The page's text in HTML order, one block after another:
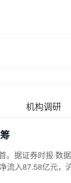
机构调研
。据证券时报·数
流入87.58亿元，